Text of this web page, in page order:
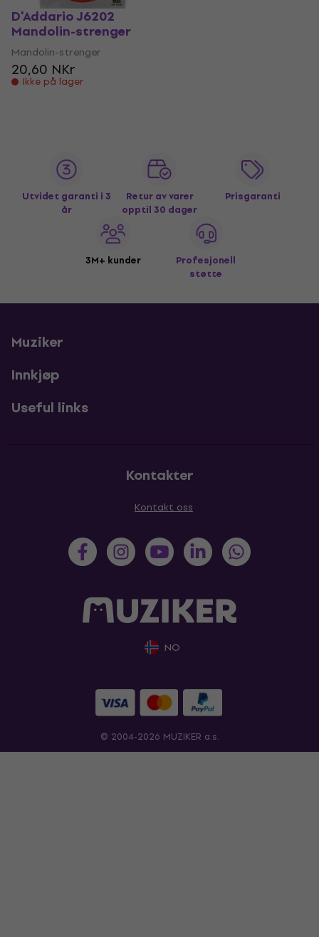
D'Addario J6202
Mandolin-strenger
Mandolin-strenger
20,60 NKr
Ikke på lager
Utvidet garanti i 3
år
Retur av varer
opptil 30 dager
Prisgaranti
3M+ kunder
Profesjonell
støtte
Muziker
Innkjøp
Useful links
Kontakter
Kontakt oss
NO
© 2004-2026 MUZIKER a.s.